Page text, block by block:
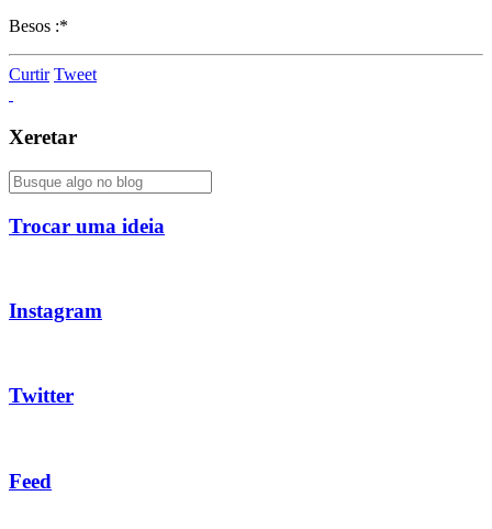
Besos :*
Curtir Tweet
Xeretar
Trocar uma ideia
Instagram
Twitter
Feed